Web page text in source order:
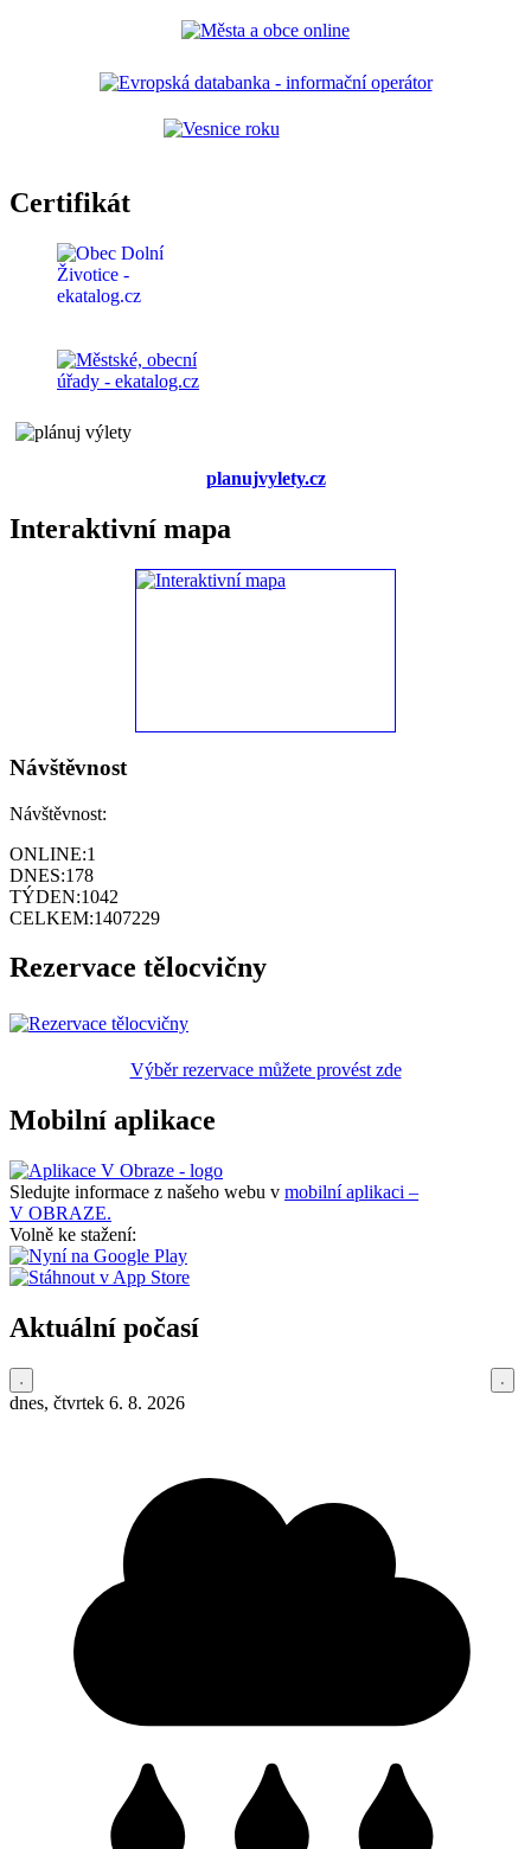
Certifikát
planujvylety.cz
Interaktivní mapa
Návštěvnost
Návštěvnost:
ONLINE:1
DNES:178
TÝDEN:1042
CELKEM:1407229
Rezervace tělocvičny
Výběr rezervace můžete provést zde
Mobilní aplikace
Sledujte informace z našeho webu v mobilní aplikaci –
V OBRAZE.
Volně ke stažení:
Aktuální počasí
dnes, čtvrtek 6. 8. 2026